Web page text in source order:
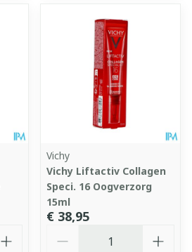
Vichy
Vichy Liftactiv Collagen
Speci. 16 Oogverzorg
15ml
€ 38,95